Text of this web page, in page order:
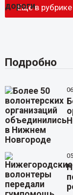
Еще в рубрике
Подробно